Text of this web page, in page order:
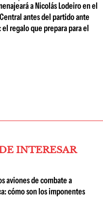
a Nicolás Lodeiro en el
antes del partido ante
el regalo que prepara para el
INTERESAR
aviones de combate a
cómo son los imponentes